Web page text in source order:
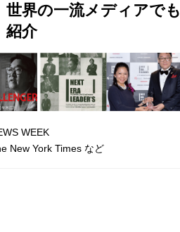
世界の一流メディアでも
紹介
WEEK
New York Times など